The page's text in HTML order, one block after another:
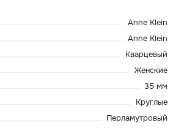
Anne Klein
Anne Klein
Кварцевый
Женские
35 мм
Круглые
Перламутровый